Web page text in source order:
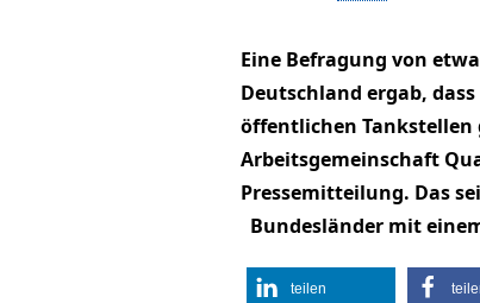
Eine Befragung von
Deutschland ergab,
öffentlichen
Arbeitsgemeinschaft
Pressemitteilung. Das
Bundesländer mit
teilen